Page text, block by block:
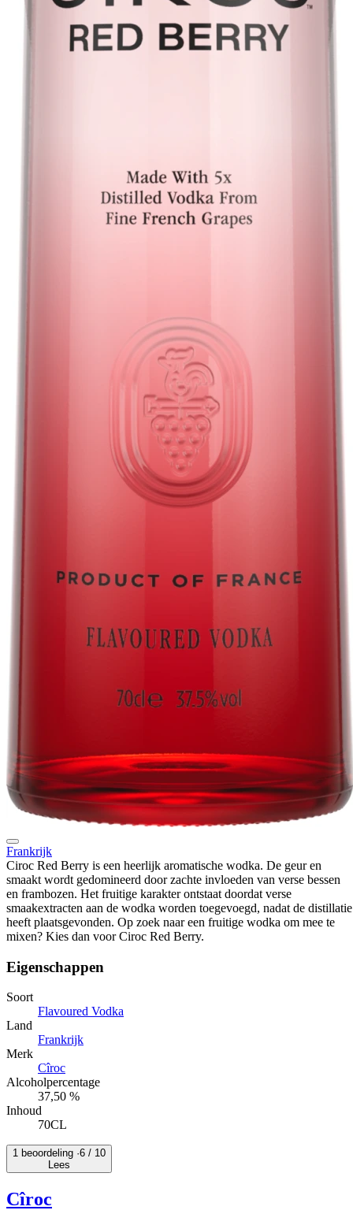
Frankrijk
Ciroc Red Berry is een heerlijk aromatische wodka. De geur en
smaakt wordt gedomineerd door zachte invloeden van verse bessen
en frambozen. Het fruitige karakter ontstaat doordat verse
smaakextracten aan de wodka worden toegevoegd, nadat de distillatie
heeft plaatsgevonden. Op zoek naar een fruitige wodka om mee te
mixen? Kies dan voor Ciroc Red Berry.
Eigenschappen
Soort
Flavoured Vodka
Land
Frankrijk
Merk
Cîroc
Alcoholpercentage
37,50 %
Inhoud
70CL
1 beoordeling ·6 / 10
Lees
Cîroc